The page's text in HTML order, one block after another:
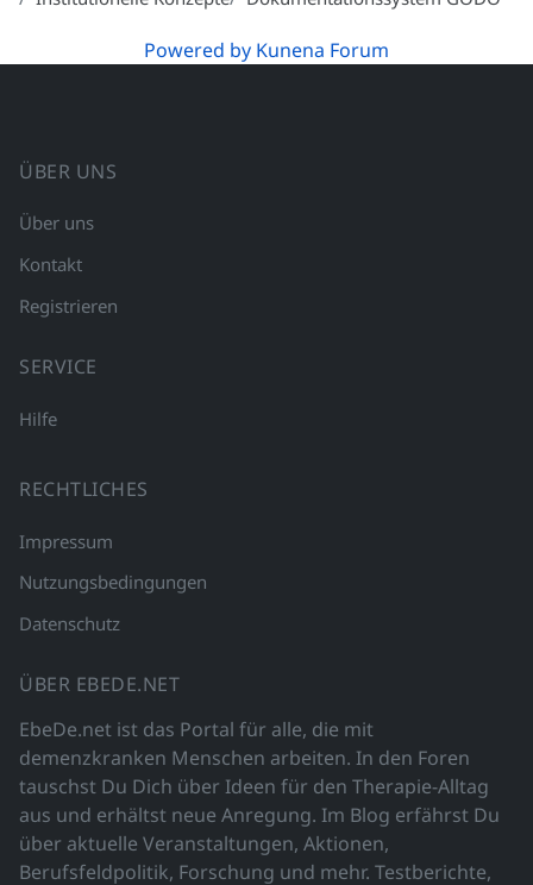
Powered by Kunena Forum
ÜBER UNS
Über uns
Kontakt
Registrieren
SERVICE
Hilfe
RECHTLICHES
Impressum
Nutzungsbedingungen
Datenschutz
ÜBER EBEDE.NET
EbeDe.net ist das Portal für alle, die mit
demenzkranken Menschen arbeiten. In den Foren
tauschst Du Dich über Ideen für den Therapie-Alltag
aus und erhältst neue Anregung. Im Blog erfährst Du
über aktuelle Veranstaltungen, Aktionen,
Berufsfeldpolitik, Forschung und mehr. Testberichte,